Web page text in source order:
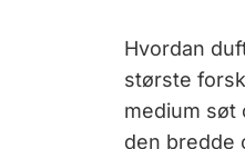
Hvordan
største
medium søt
den bredde